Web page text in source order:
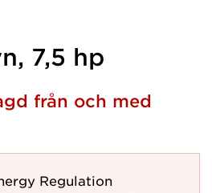
7,5 hp
från och med
Regulation